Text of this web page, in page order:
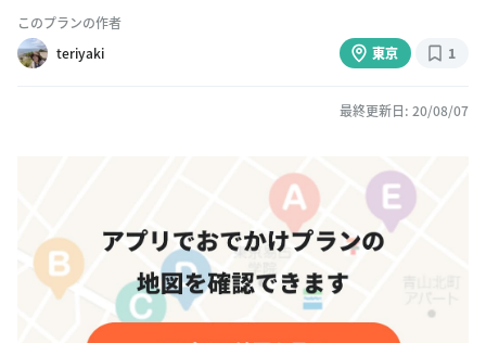
このプランの作者
teriyaki
東京 1
最終更新日: 20/08/07